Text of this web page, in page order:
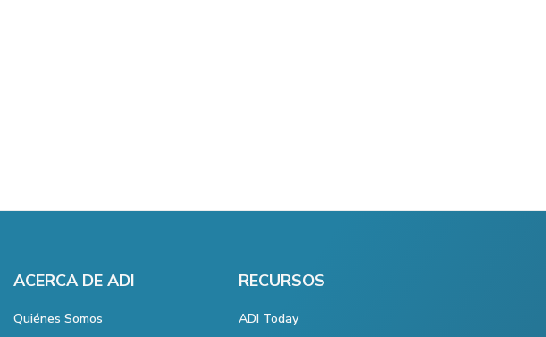
ACERCA DE ADI
Quiénes Somos
RECURSOS
ADI Today